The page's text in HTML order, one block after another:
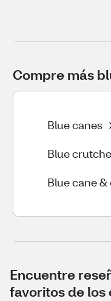
Compre más
Blue canes
Blue
Blue cane
Encuentre
favoritos de los